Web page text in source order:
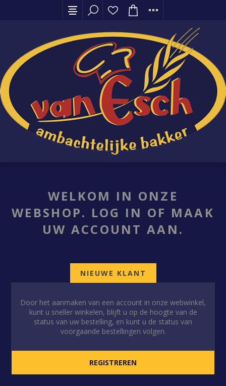
WELKOM IN ONZE
WEBSHOP. LOG IN OF MAAK
UW ACCOUNT AAN.
NIEUWE KLANT
Door het aanmaken van een account in onze webwinkel,
kunt u sneller winkelen, blijft u op de hoogte van de
status van uw bestelling, en kunt u de status van
voorgaande bestellingen volgen.